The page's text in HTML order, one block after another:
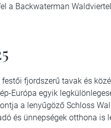
a Backwaterman
fjordszerű tavak és
Európa egyik
a lenyűgöző Schloss
és ünnepségek otthona is